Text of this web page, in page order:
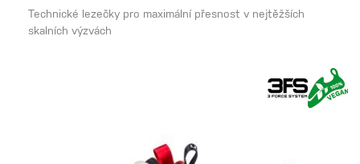
Technické lezečky pro maximální přesnost v nejtěžších
skalních výzvách